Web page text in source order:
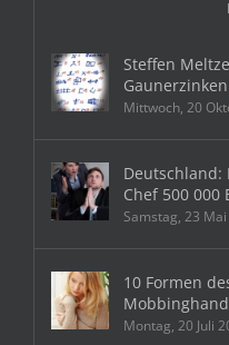
Steffen
Mittwoch, 20
Deutschland:
Chef 500 000
Samstag, 23
10 Formen
Montag, 20 Juli